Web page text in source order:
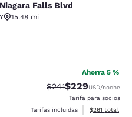
Falls Blvd
Falls Blvd
15.48 mi
estrellas. Feria. 1917 reseñas
Ahorra 5 %
Precio tachado:
$241Precio con
$229USD/noche
Tarifa para socios
Tarifas incluidas
Ver detalles
$261 total